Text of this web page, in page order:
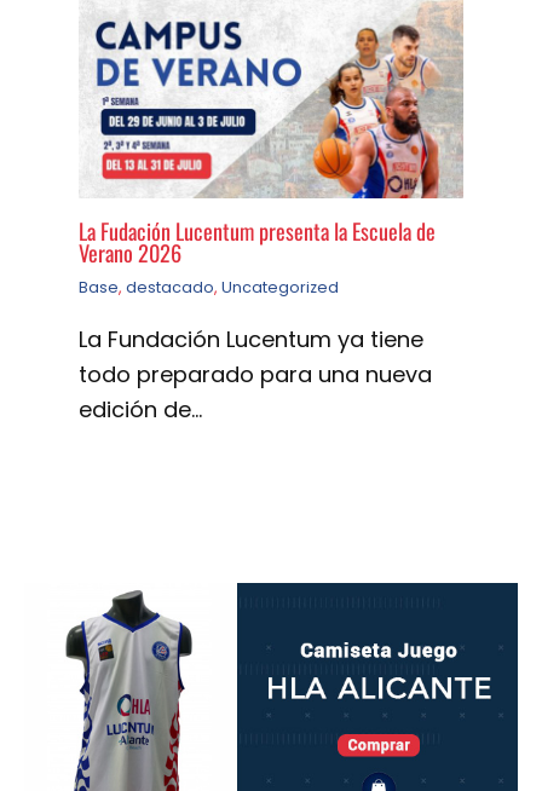
La Fudación Lucentum presenta la Escuela de
Verano 2026
Base, destacado, Uncategorized
La Fundación Lucentum ya tiene
todo preparado para una nueva
edición de…